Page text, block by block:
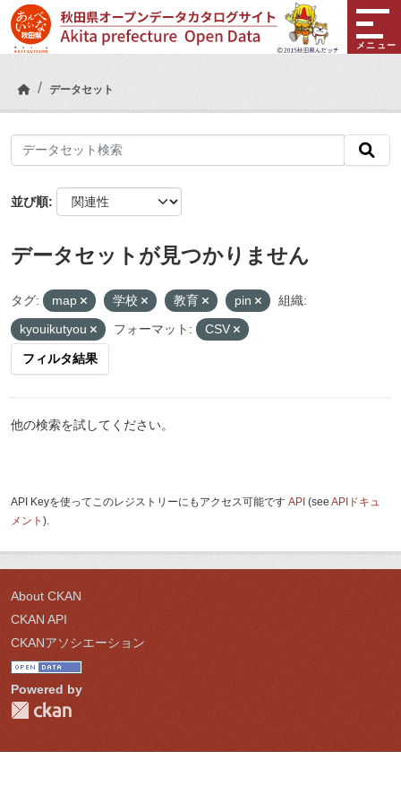
Skip to main content
メニュー
データセット
並び順
データセットが見つかりません
タグ: map 学校 教育 pin
組織:
kyouikutyou
フォーマット: CSV
フィルタ結果
他の検索を試してください。
API Keyを使ってこのレジストリーにもアクセス可能です API (see APIドキュ
メント ).
About CKAN
CKAN API
CKANアソシエーション
Powered by